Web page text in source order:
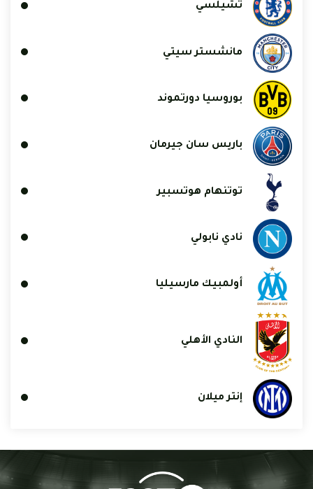
تشيلسي
مانشستر سيتي
بوروسيا دورتموند
باريس سان جيرمان
توتنهام هوتسبير
نادي نابولي
أولمبيك مارسيليا
النادي الأهلي
إنتر ميلان